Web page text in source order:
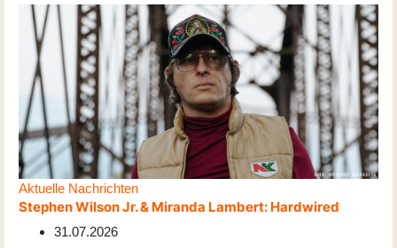
Aktuelle Nachrichten
Stephen Wilson Jr. & Miranda Lambert: Hardwired
31.07.2026